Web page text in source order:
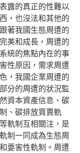
露的真正的性難以
，也沒法和其他的
著我國生態周遭的
美和成長，周遭的
統的焦點內在的事
性原因，需求周遭
，我國企業周遭的
分的周遭的狀況監
資本資產信息、碳
、碳排放買賣軌
軌制互相關注，是
制一同成為生態周
要害性軌制。周遭